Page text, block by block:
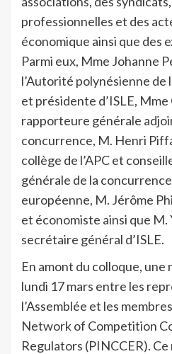
professionnelles et des
économique ainsi que des
Parmi eux, Mme Johanne
l’Autorité polynésienne de
et présidente d’ISLE,
rapporteure générale
concurrence, M. Henri
collège de l’APC et
générale de la
européenne, M. Jérôme
et économiste ainsi que M.
secrétaire général d’ISLE.
En amont du colloque, une
lundi 17 mars entre les
l’Assemblée et les
Network of Competition
Regulators (PINCCER).